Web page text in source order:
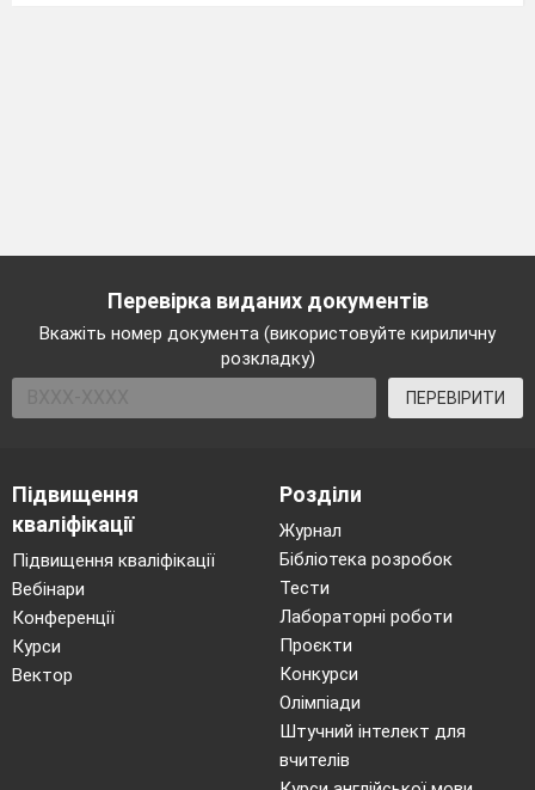
Перевірка виданих документів
Вкажіть номер документа (використовуйте кириличну
розкладку)
ПЕРЕВІРИТИ
Підвищення
кваліфікації
Підвищення кваліфікації
Вебінари
Конференції
Курси
Вектор
Розділи
Журнал
Бібліотека розробок
Тести
Лабораторні роботи
Проєкти
Конкурси
Олімпіади
Штучний інтелект для
вчителів